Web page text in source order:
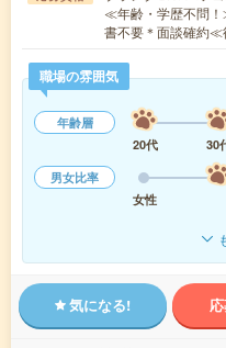
≪年齢・学歴不問
書不要＊面談確約
職場の雰囲気
年齢層
20代
30
男女比率
女性
気になる!